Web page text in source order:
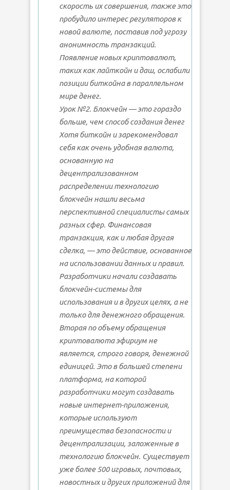
скорость их совершения, также это
пробудило интерес регуляторов к
новой валюте, поставив под угрозу
анонимность транзакций.
Появление новых криптовалют,
таких как лайткойн и даш, ослабили
позиции биткойна в параллельном
мире денег.
Урок №2. Блокчейн — это гораздо
больше, чем способ создания денег
Хотя биткойн и зарекомендовал
себя как очень удобная валюта,
основанную на
децентрализованном
распределении технологию
блокчейн нашли весьма
перспективной специалисты самых
разных сфер. Финансовая
транзакция, как и любая другая
сделка, — это действие, основанное
на использовании данных и правил.
Разработчики начали создавать
блокчейн-системы для
использования и в других целях, а не
только для денежного обращения.
Вторая по объему обращения
криптовалюта эфириум не
является, строго говоря, денежной
единицей. Это в большей степени
платформа, на которой
разработчики могут создавать
новые интернет-приложения,
которые используют
преимущества безопасности и
децентрализации, заложенные в
технологию блокчейн. Существует
уже более 500 игровых, почтовых,
новостных и других приложений для